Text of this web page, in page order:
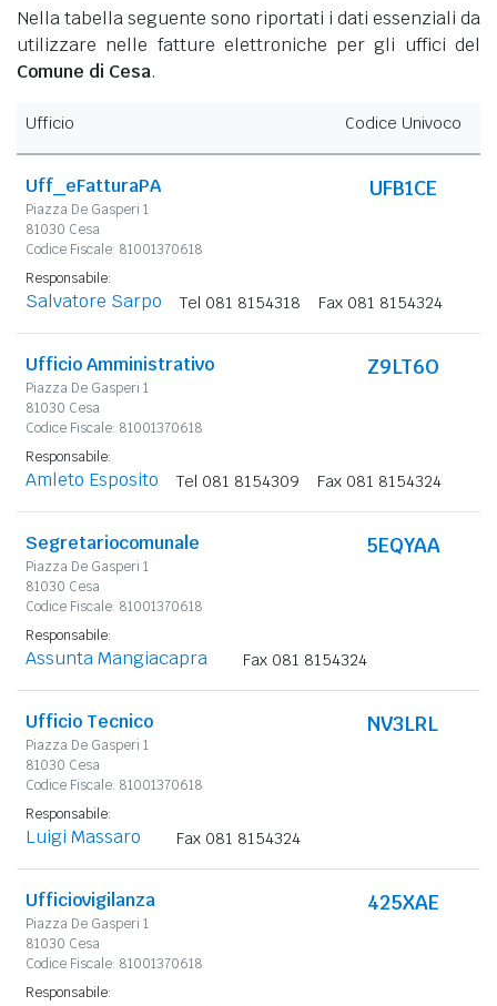
Nella tabella seguente sono riportati i dati essenziali da
utilizzare nelle fatture elettroniche per gli uffici del
Comune di Cesa.
Ufficio Codice Univoco
Uff_eFatturaPA
Piazza De Gasperi 1
81030 Cesa
Codice Fiscale: 81001370618
UFB1CE
Responsabile:
Salvatore Sarpo Tel 081 8154318 Fax 081 8154324
Ufficio Amministrativo
Piazza De Gasperi 1
81030 Cesa
Codice Fiscale: 81001370618
Z9LT6O
Responsabile:
Amleto Esposito Tel 081 8154309 Fax 081 8154324
Segretariocomunale
Piazza De Gasperi 1
81030 Cesa
Codice Fiscale: 81001370618
5EQYAA
Responsabile:
Assunta Mangiacapra Fax 081 8154324
Ufficio Tecnico
Piazza De Gasperi 1
81030 Cesa
Codice Fiscale: 81001370618
NV3LRL
Responsabile:
Luigi Massaro Fax 081 8154324
Ufficiovigilanza
Piazza De Gasperi 1
81030 Cesa
Codice Fiscale: 81001370618
425XAE
Responsabile: